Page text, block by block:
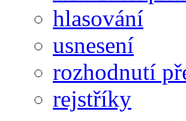
hlasování
usnesení
rozhodnutí
rejstříky